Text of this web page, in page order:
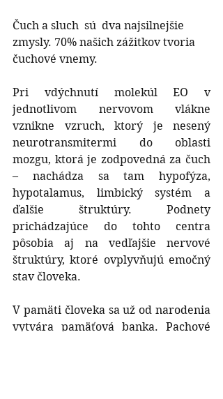
Čuch a sluch  sú  dva najsilnejšie
zmysly. 70% našich zážitkov tvoria
čuchové vnemy.
Pri vdýchnutí molekúl EO v
jednotlivom nervovom vlákne
vznikne vzruch, ktorý je nesený
neurotransmitermi do oblasti
mozgu, ktorá je zodpovedná za čuch
– nachádza sa tam hypofýza,
hypotalamus, limbický systém a
ďalšie štruktúry. Podnety
prichádzajúce do tohto centra
pôsobia aj na vedľajšie nervové
štruktúry, ktoré ovplyvňujú emočný
stav človeka.
V pamäti človeka sa už od narodenia
vytvára pamäťová banka. Pachové